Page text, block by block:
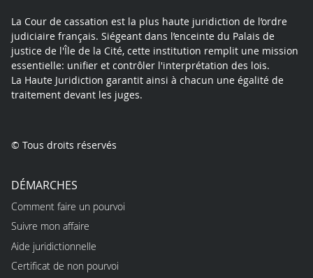
La Cour de cassation est la plus haute juridiction de l’ordre
judiciaire français. Siégeant dans l’enceinte du Palais de
justice de l'Île de la Cité, cette institution remplit une mission
essentielle: unifier et contrôler l'interprétation des lois.
La Haute Juridiction garantit ainsi à chacun une égalité de
traitement devant les juges.
© Tous droits réservés
DÉMARCHES
Comment faire un pourvoi
Suivre mon affaire
Aide juridictionnelle
Certificat de non pourvoi